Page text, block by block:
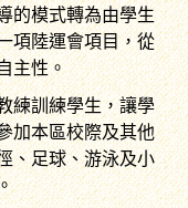
的模式轉為由學生
項陸運會項目，從
主性。
練訓練學生，讓學
加本區校際及其他
、足球、游泳及小